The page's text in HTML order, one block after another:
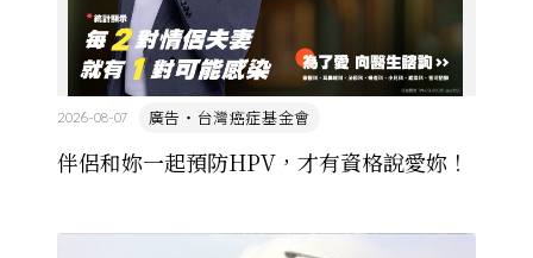
伴侶和妳一起預防HPV，才有資格說愛妳！
廣告・台灣癌症基金會
2026-08-07